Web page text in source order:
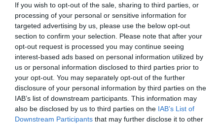
If you wish to opt-out of the sale, sharing to third parties, or
processing of your personal or sensitive information for
targeted advertising by us, please use the below opt-out
section to confirm your selection. Please note that after your
opt-out request is processed you may continue seeing
interest-based ads based on personal information utilized by
us or personal information disclosed to third parties prior to
your opt-out. You may separately opt-out of the further
disclosure of your personal information by third parties on the
IAB’s list of downstream participants. This information may
also be disclosed by us to third parties on the IAB’s List of
Downstream Participants that may further disclose it to other
különleges viking kori sírra bukkantak a
régészek. A lelet egy úgynevezett
„csónaksír”, amelyben egy nő földi
maradványait temették el, a lábához
pedig egy kisebb kutya tetemét
helyezték.
HAMU ÉS GYÉMÁNT